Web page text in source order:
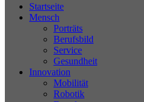
Startseite
Mensch
Porträts
Berufsbild
Service
Gesundheit
Innovation
Mobilität
Robotik